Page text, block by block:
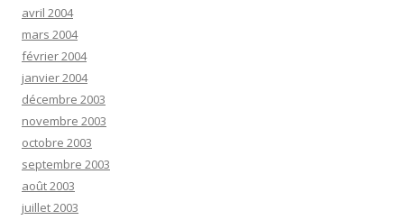
avril 2004
mars 2004
février 2004
janvier 2004
décembre 2003
novembre 2003
octobre 2003
septembre 2003
août 2003
juillet 2003